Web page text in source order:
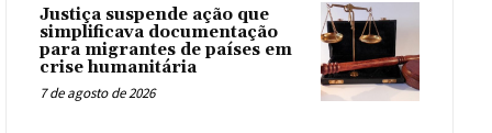
Justiça suspende ação que
simplificava documentação
para migrantes de países em
crise humanitária
7 de agosto de 2026